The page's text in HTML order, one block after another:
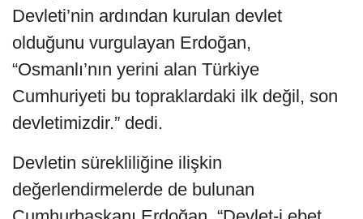
Devleti’nin ardından kurulan devlet
olduğunu vurgulayan Erdoğan,
“Osmanlı’nın yerini alan Türkiye
Cumhuriyeti bu topraklardaki ilk değil, son
devletimizdir.” dedi.
Devletin sürekliliğine ilişkin
değerlendirmelerde de bulunan